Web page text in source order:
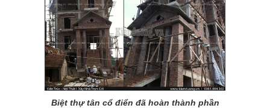
Biệt thự tân cổ điển đã hoàn thành phần